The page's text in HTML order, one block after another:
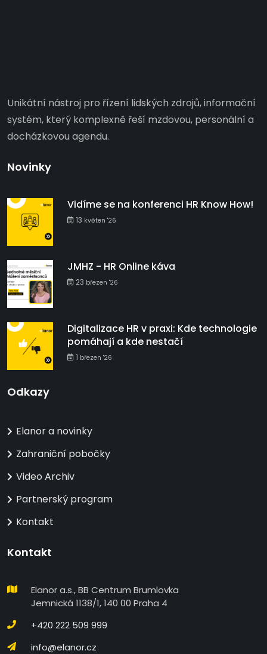
Unikátní nástroj pro řízení lidských zdrojů, informační
systém, který komplexně řeší mzdovou, personální a
docházkovou agendu.
Novinky
Vidíme se na konferenci HR Know How!
13 květen '26
JMHZ - HR Online káva
23 březen '26
Digitalizace HR v praxi: Kde technologie
pomáhají a kde nestačí
1 březen '26
Odkazy
Elanor a novinky
Zahraniční pobočky
Video Archiv
Partnerský program
Kontakt
Kontakt
Elanor a.s., BB Centrum Brumlovka
Jemnická 1138/1, 140 00 Praha 4
+420 222 509 999
info@elanor.cz